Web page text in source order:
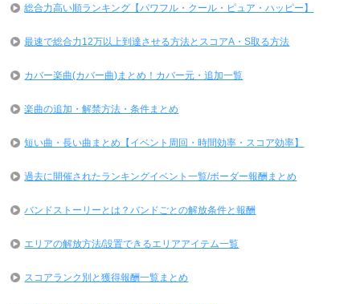
総合力高い順ランキング【パワフル・クール・ピュア・ハッピー】
最速で総合力12万以上到達させる方法とスコアA・S取る方法
カバー楽曲(カバー曲)まとめ！カバー元・追加一覧
楽曲の追加・解禁方法・条件まとめ
短い曲・長い曲まとめ【イベント周回・時間効率・スコア効率】
過去に開催されたランキングイベント一覧/ボーダー報酬まとめ
バンドストーリーとは？バンドごとの解放条件と報酬
エリアの解放方法/設置できるエリアアイテム一覧
スコアランク別と獲得報酬一覧まとめ